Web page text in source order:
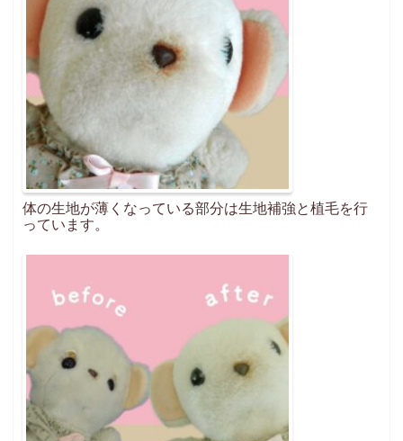
体の生地が薄くなっている部分は生地補強と植毛を行
っています。